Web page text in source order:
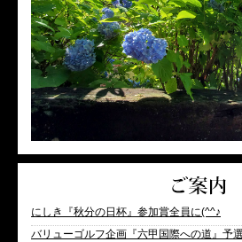
にしき『秋分の日杯』参加賞全員に(^^♪
バリューゴルフ企画『六甲国際への道』予